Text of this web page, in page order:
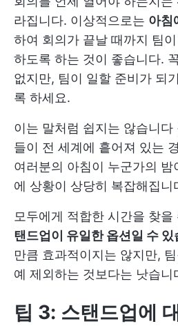
라집니다. 이상적으로는 아침
하여 회의가 끝날 때까지 팀
하도록 하는 것이 좋습니다.
없지만, 팀이 일할 준비가 되
록 하세요.
이는 말처럼 쉽지는 않습니다
들이 전 세계에 흩어져 있는
여러분의 아침이 누군가의
에 상황이 상당히 복잡해집니
모두에게 적합한 시간을 찾을
탠드업이 유일한 옵션일 수 있
만큼 효과적이지는 않지만,
예 제외하는 것보다는 낫습니
팁 3: 스탠드업에